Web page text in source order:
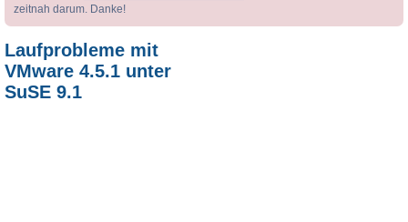
zeitnah darum. Danke!
Laufprobleme mit
VMware 4.5.1 unter
SuSE 9.1